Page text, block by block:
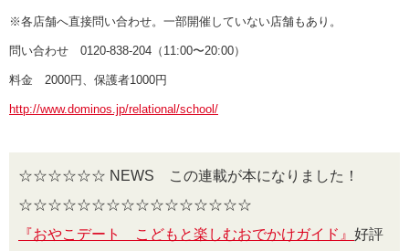
※各店舗へ直接問い合わせ。一部開催していない店舗もあり。
問い合わせ 0120-838-204（11:00〜20:00）
料金 2000円、保護者1000円
http://www.dominos.jp/relational/school/
☆☆☆☆☆☆ NEWS この連載が本になりました！
☆☆☆☆☆☆☆☆☆☆☆☆☆☆☆☆
『おやこデート こどもと楽しむおでかけガイド』 好評